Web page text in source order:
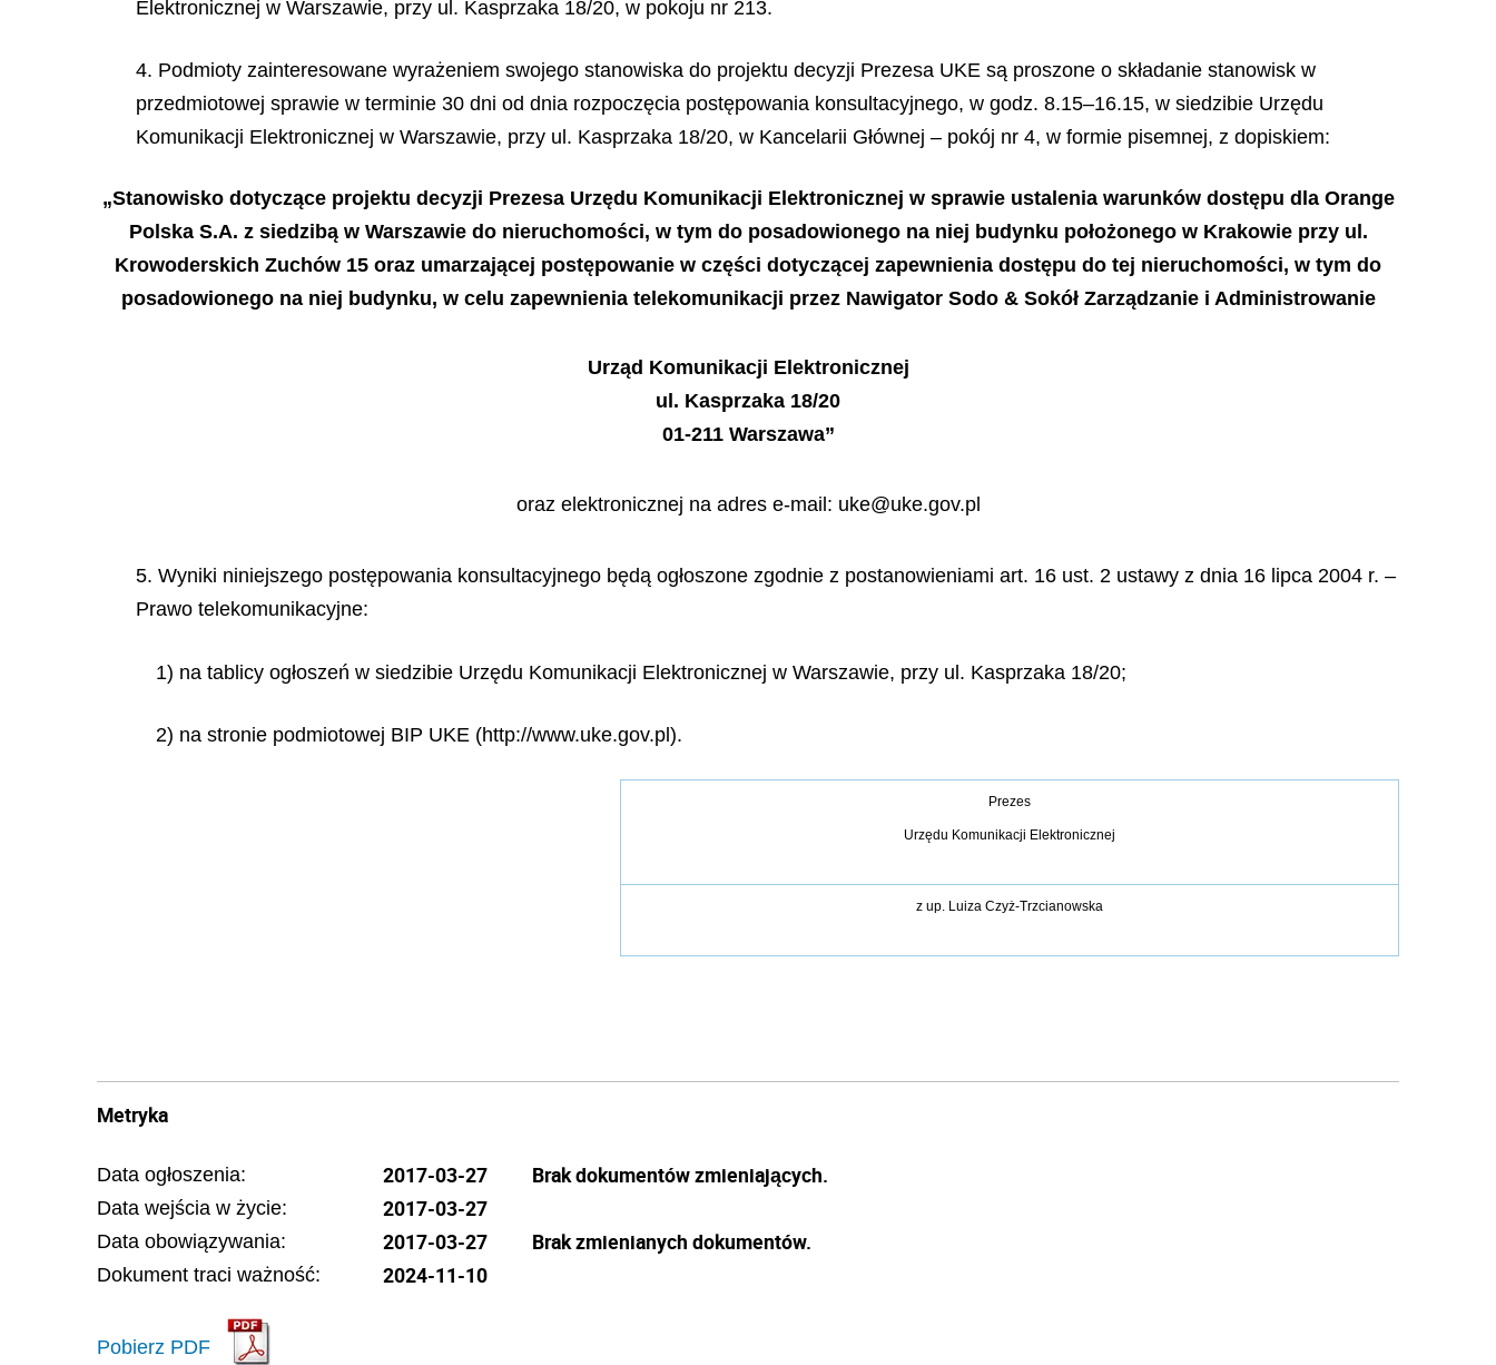
Elektronicznej w Warszawie, przy ul. Kasprzaka 18/20, w pokoju nr 213.
4. Podmioty zainteresowane wyrażeniem swojego stanowiska do projektu decyzji Prezesa UKE są proszone o składanie stanowisk w
przedmiotowej sprawie w terminie 30 dni od dnia rozpoczęcia postępowania konsultacyjnego, w godz. 8.15–16.15, w siedzibie Urzędu
Komunikacji Elektronicznej w Warszawie, przy ul. Kasprzaka 18/20, w Kancelarii Głównej – pokój nr 4, w formie pisemnej, z dopiskiem:
„Stanowisko dotyczące projektu decyzji Prezesa Urzędu Komunikacji Elektronicznej w sprawie ustalenia warunków dostępu dla Orange
Polska S.A. z siedzibą w Warszawie do nieruchomości, w tym do posadowionego na niej budynku położonego w Krakowie przyul.
Krowoderskich Zuchów 15 oraz umarzającej postępowanie w części dotyczącej zapewnienia dostępu do tej nieruchomości, w tym do
posadowionego na niej budynku, w celu zapewnienia telekomunikacji przez Nawigator Sodo & Sokół Zarządzanie i Administrowanie
Urząd Komunikacji Elektronicznej
ul. Kasprzaka 18/20
01-211 Warszawa”
oraz elektronicznej na adres e-mail: uke@uke.gov.pl
5. Wyniki niniejszego postępowania konsultacyjnego będą ogłoszone zgodnie z postanowieniami art. 16 ust. 2 ustawy z dnia 16 lipca 2004 r. –
Prawo telekomunikacyjne:
1) na tablicy ogłoszeń w siedzibie Urzędu Komunikacji Elektronicznej w Warszawie, przy ul. Kasprzaka 18/20;
2) na stronie podmiotowej BIP UKE (http://www.uke.gov.pl).
Prezes
Urzędu Komunikacji Elektronicznej
z up. Luiza Czyż-Trzcianowska
Metryka
Data ogłoszenia: 2017-03-27
Data wejścia w życie: 2017-03-27
Data obowiązywania: 2017-03-27
Dokument traci ważność: 2024-11-10
Pobierz PDF
Brak dokumentów zmieniających.
Brak zmienianych dokumentów.